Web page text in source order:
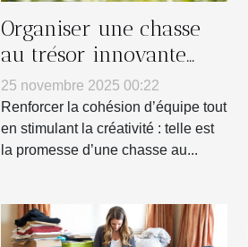
Organiser une chasse
au trésor innovante
pour renforcer l'esprit
d'équipe
25 novembre 2025 00:22
Renforcer la cohésion d’équipe tout
en stimulant la créativité : telle est
la promesse d’une chasse au...